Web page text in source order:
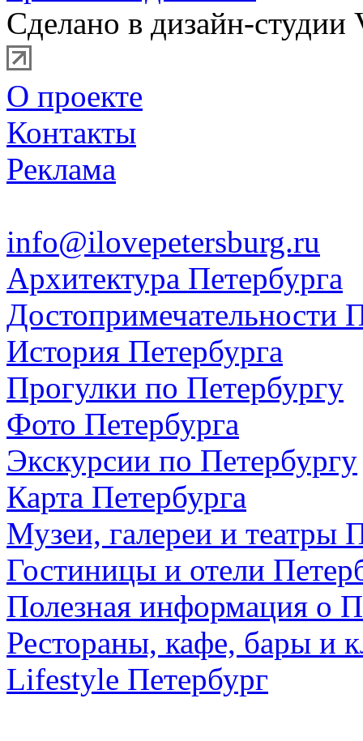
Сделано в дизайн-студии
О проекте
Контакты
Реклама
info@ilovepetersburg.ru
Архитектура Петербурга
Достопримечательности
История Петербурга
Прогулки по Петербургу
Фото Петербурга
Экскурсии по Петербургу
Карта Петербурга
Музеи, галереи и театры
Гостиницы и отели
Полезная информация о
Рестораны, кафе, бары и
Lifestyle Петербург